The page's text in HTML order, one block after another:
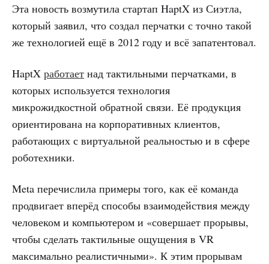
Эта новость возмутила стартап HaptX из Сиэтла,
который заявил, что создал перчатки с точно такой
же технологией ещё в 2012 году и всё запатентовал.
HaptX работает над тактильными перчатками, в
которых используется технология
микрожидкостной обратной связи. Её продукция
ориентирована на корпоративных клиентов,
работающих с виртуальной реальностью и в сфере
роботехники.
Meta перечислила примеры того, как её команда
продвигает вперёд способы взаимодействия между
человеком и компьютером и «совершает прорывы,
чтобы сделать тактильные ощущения в VR
максимально реалистичными». К этим прорывам